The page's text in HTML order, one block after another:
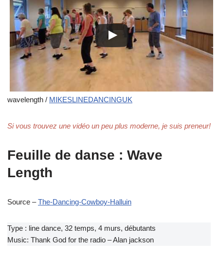
wavelength / MIKESLINEDANCINGUK
Si vous trouvez une vidéo un peu plus moderne, je suis preneur!
Feuille de danse : Wave
Length
Source –The-Dancing-Cowboy-Halluin
Type : line dance, 32 temps, 4 murs, débutants
Music: Thank God for the radio – Alan jackson